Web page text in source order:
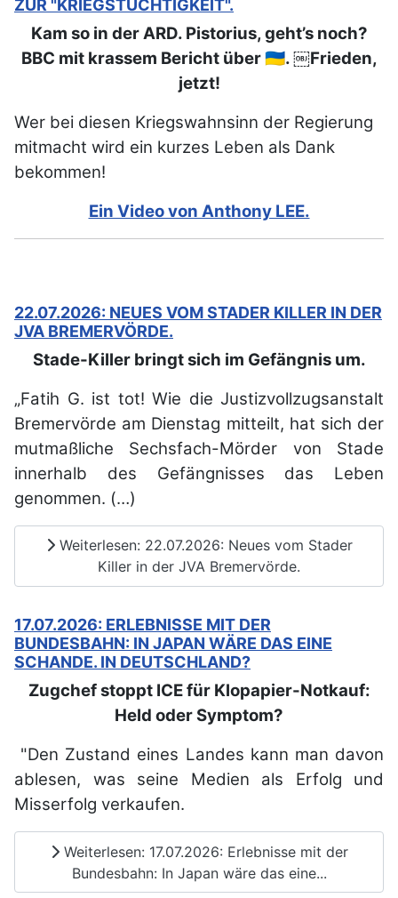
ZUR "KRIEGSTÜCHTIGKEIT".
Kam so in der ARD. Pistorius, geht’s noch?
BBC mit krassem Bericht über 🇺🇦. ￼Frieden,
jetzt!
Wer bei diesen Kriegswahnsinn der Regierung
mitmacht wird ein kurzes Leben als Dank
bekommen!
Ein Video von Anthony LEE.
22.07.2026: NEUES VOM STADER KILLER IN DER
JVA BREMERVÖRDE.
Stade-Killer bringt sich im Gefängnis um.
„Fatih G. ist tot! Wie die Justizvollzugsanstalt
Bremervörde am Dienstag mitteilt, hat sich der
mutmaßliche Sechsfach-Mörder von Stade
innerhalb des Gefängnisses das Leben
genommen. (…)
Weiterlesen: 22.07.2026: Neues vom Stader
Killer in der JVA Bremervörde.
17.07.2026: ERLEBNISSE MIT DER
BUNDESBAHN: IN JAPAN WÄRE DAS EINE
SCHANDE. IN DEUTSCHLAND?
Zugchef stoppt ICE für Klopapier-Notkauf:
Held oder Symptom?
"Den Zustand eines Landes kann man davon
ablesen, was seine Medien als Erfolg und
Misserfolg verkaufen.
Weiterlesen: 17.07.2026: Erlebnisse mit der
Bundesbahn: In Japan wäre das eine...